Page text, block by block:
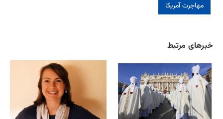
مهاجرت آمریکا
خبرهای مرتبط